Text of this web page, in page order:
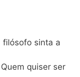
filósofo sinta a
quiser ser